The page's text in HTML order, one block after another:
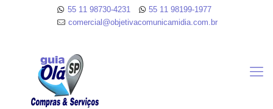
55 11 98730-4231
55 11 98199-1977
comercial@objetivacomunicamidia.com.br